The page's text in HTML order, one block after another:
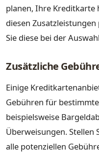
planen, Ihre Kreditkarte
diesen
Sie diese bei der
Zusätzliche
Einige
Gebühren für
beispielsweise
Überweisungen. Stellen
alle potenziellen